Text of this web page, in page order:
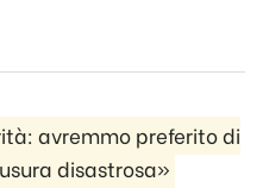
avremmo preferito di
disastrosa»